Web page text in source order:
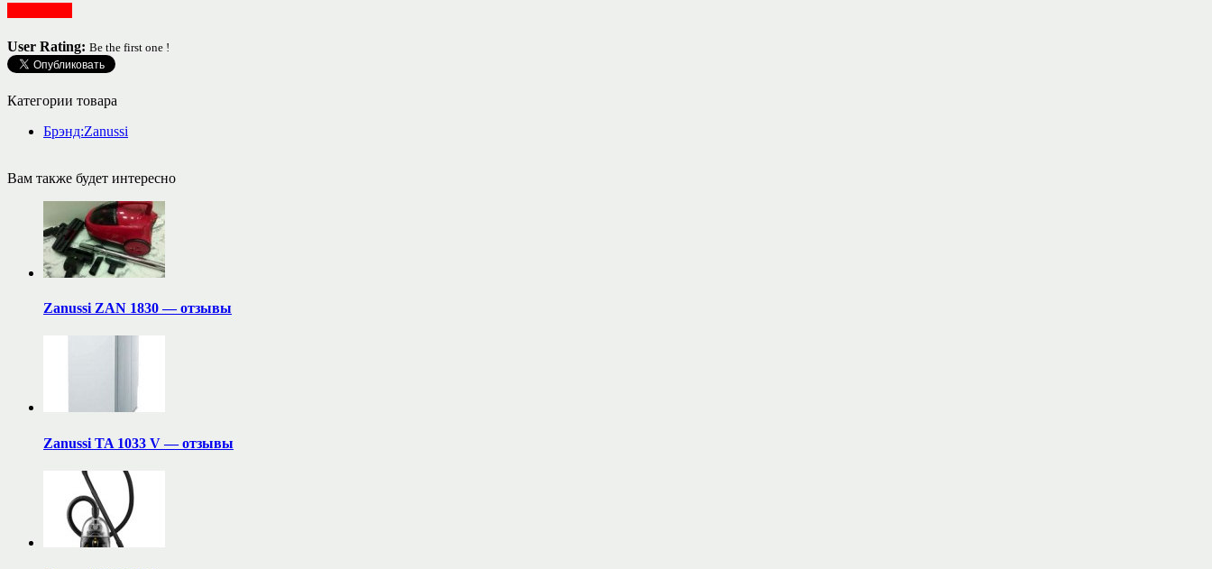
User Rating: Be the first one !
Категории товара
Брэнд:Zanussi
Вам также будет интересно
Zanussi ZAN 1830 — отзывы
Zanussi TA 1033 V — отзывы